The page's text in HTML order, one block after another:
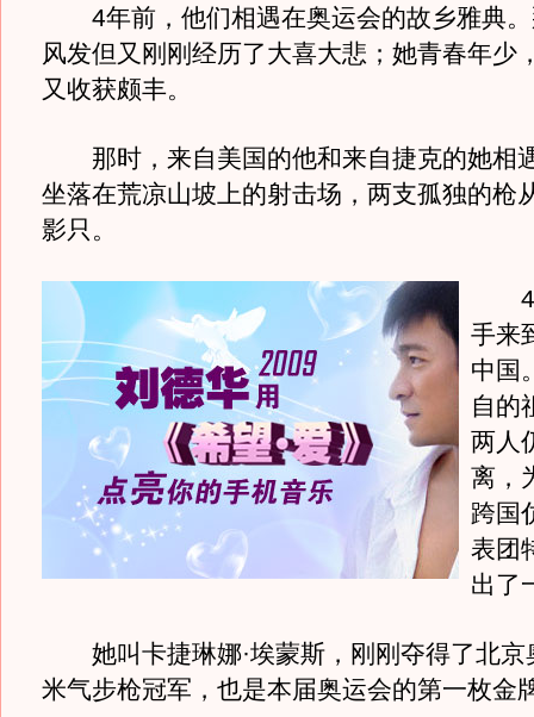
4年前，他们相遇在奥运会的故乡雅典。
风发但又刚刚经历了大喜大悲；她青春年少
又收获颇丰。
那时，来自美国的他和来自捷克的她相
坐落在荒凉山坡上的射击场，两支孤独的枪
影只。
4
手来
中国
自的
两人
离，
跨国
表团
出了
她叫卡捷琳娜·埃蒙斯，刚刚夺得了北京
米气步枪冠军，也是本届奥运会的第一枚金